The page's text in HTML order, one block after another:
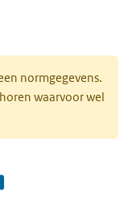
normgegevens.
waarvoor wel